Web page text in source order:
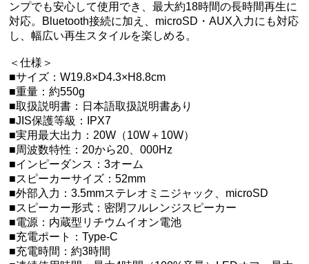
ンプでも安心して使用でき、最大約18時間の長時間再生に
対応。Bluetooth接続に加え、microSD・AUX入力にも対応
し、幅広い再生スタイルを楽しめる。
＜仕様＞
■サイズ：W19.8×D4.3×H8.8cm
■重量：約550g
■取扱説明書：日本語取扱説明書あり
■JIS保護等級：IPX7
■実用最大出力：20W（10W＋10W）
■周波数特性：20から20、000Hz
■インピーダンス：3オーム
■スピーカーサイズ：52mm
■外部入力：3.5mmステレオミニジャック、microSD
■スピーカー形式：密閉フルレンジスピーカー
■電源：内蔵型リチウムイオン電池
■充電ポート：Type-C
■充電時間：約3時間